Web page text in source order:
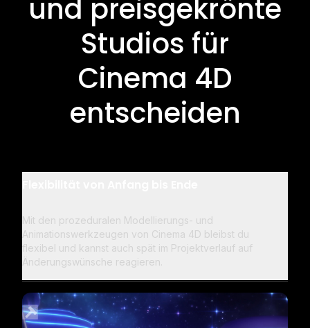
und preisgekrönte
Studios für
Cinema 4D
entscheiden
Mit den prozeduralen Modellierungs- und
Animationswerkzeugen von Cinema 4D bleibst du
flexibel und kannst auch spät im Projektverlauf auf
Änderungswünsche reagieren.